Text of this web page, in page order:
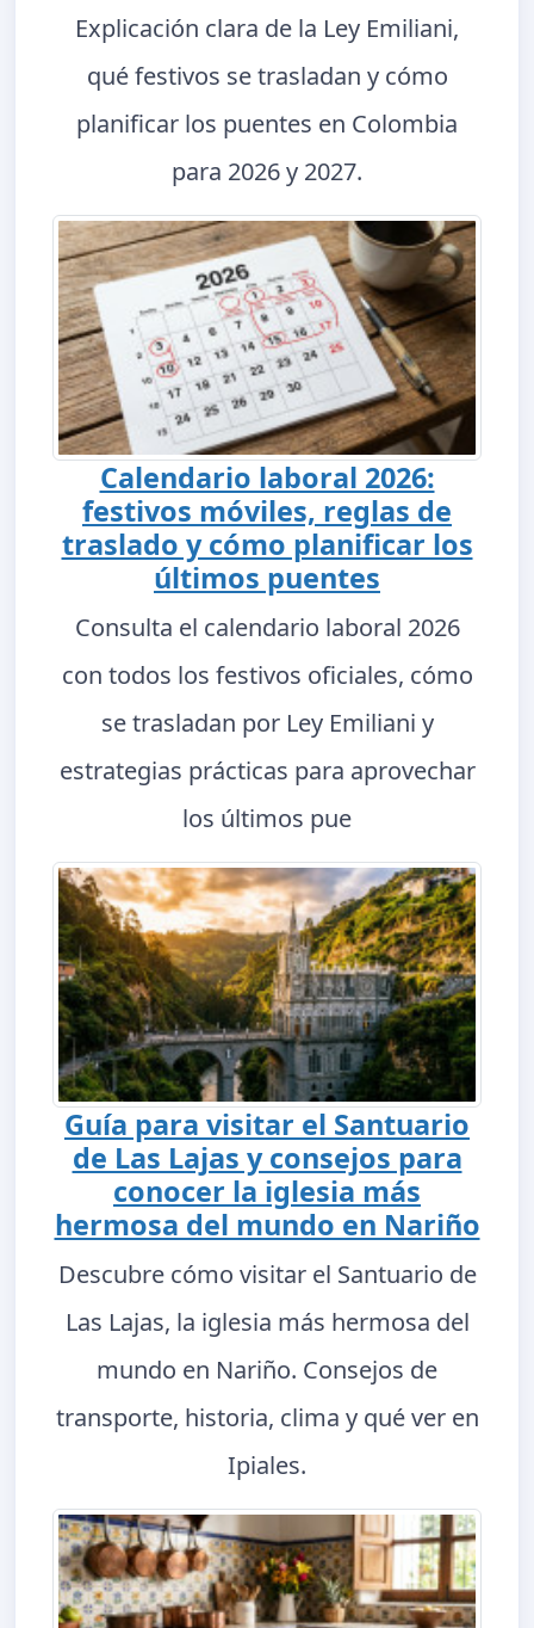
Explicación clara de la Ley Emiliani,
qué festivos se trasladan y cómo
planificar los puentes en Colombia
para 2026 y 2027.
Calendario laboral 2026:
festivos móviles, reglas de
traslado y cómo planificar los
últimos puentes
Consulta el calendario laboral 2026
con todos los festivos oficiales, cómo
se trasladan por Ley Emiliani y
estrategias prácticas para aprovechar
los últimos pue
Guía para visitar el Santuario
de Las Lajas y consejos para
conocer la iglesia más
hermosa del mundo en Nariño
Descubre cómo visitar el Santuario de
Las Lajas, la iglesia más hermosa del
mundo en Nariño. Consejos de
transporte, historia, clima y qué ver en
Ipiales.